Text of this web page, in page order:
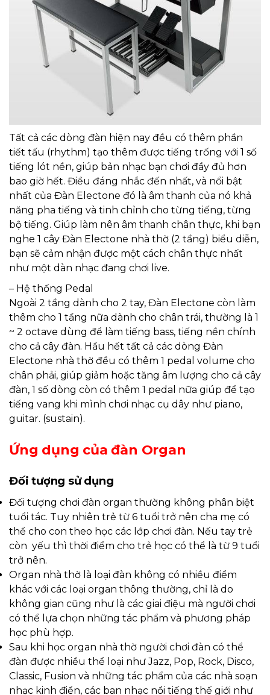
Tất cả các dòng đàn hiện nay đều có thêm phần
tiết tấu (rhythm) tạo thêm được tiếng trống với 1 số
tiếng lót nền, giúp bản nhạc bạn chơi đầy đủ hơn
bao giờ hết. Điều đáng nhắc đến nhất, và nổi bật
nhất của Đàn Electone đó là âm thanh của nó khả
năng pha tiếng và tinh chỉnh cho từng tiếng, từng
bộ tiếng. Giúp làm nên âm thanh chân thực, khi bạn
nghe 1 cây Đàn Electone nhà thờ (2 tầng) biểu diễn,
bạn sẽ cảm nhận được một cách chân thực nhất
như một dàn nhạc đang chơi live.
– Hệ thống Pedal
Ngoài 2 tầng dành cho 2 tay, Đàn Electone còn làm
thêm cho 1 tầng nữa dành cho chân trái, thường là 1
~ 2 octave dùng để làm tiếng bass, tiếng nền chính
cho cả cây đàn. Hầu hết tất cả các dòng Đàn
Electone nhà thờ đều có thêm 1 pedal volume cho
chân phải, giúp giảm hoặc tăng âm lượng cho cả cây
đàn, 1 số dòng còn có thêm 1 pedal nữa giúp để tạo
tiếng vang khi mình chơi nhạc cụ dây như piano,
guitar. (sustain).
Ứng dụng của đàn Organ
Đối tượng sử dụng
Đối tượng chơi đàn organ thường không phân biệt
tuổi tác. Tuy nhiên trẻ từ 6 tuổi trở nên cha mẹ có
thể cho con theo học các lớp chơi đàn. Nếu tay trẻ
còn yếu thì thời điểm cho trẻ học có thể là từ 9 tuổi
trở nên.
Organ nhà thờ là loại đàn không có nhiều điểm
khác với các loại organ thông thường, chỉ là do
không gian cũng như là các giai điệu mà người chơi
có thể lựa chọn những tác phẩm và phương pháp
học phù hợp.
Sau khi học organ nhà thờ người chơi đàn có thể
đàn được nhiều thể loại như Jazz, Pop, Rock, Disco,
Classic, Fusion và những tác phẩm của các nhà soạn
nhạc kinh điển, các ban nhạc nổi tiếng thế giới như